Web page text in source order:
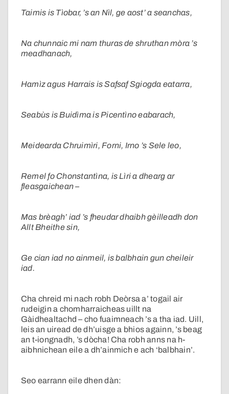
Taimis is Tìobar, ’s an Nìl, ge aost’ a seanchas,
Na chunnaic mi nam thuras de shruthan mòra ’s
meadhanach,
Hamìz agus Harrais is Safsaf Sgiogda eatarra,
Seabùs is Buidìma is Picentìno eabarach,
Meidearda Chruimìri, Forni, Irno ’s Sele leo,
Remel fo Chonstantìna, is Lìri a dhearg ar
fleasgaichean –
Mas brèagh’ iad ’s fheudar dhaibh gèilleadh don
Allt Bheithe sin,
Ge cian iad no ainmeil, is balbhain gun cheileir
iad.
Cha chreid mi nach robh Deòrsa a’ togail air
rudeigin a chomharraicheas uillt na
Gàidhealtachd – cho fuaimneach ’s a tha iad. Uill,
leis an uiread de dh’uisge a bhios againn, ’s beag
an t-iongnadh, ’s dòcha! Cha robh anns na h-
aibhnichean eile a dh’ainmich e ach ‘balbhain’.
Seo earrann eile dhen dàn: